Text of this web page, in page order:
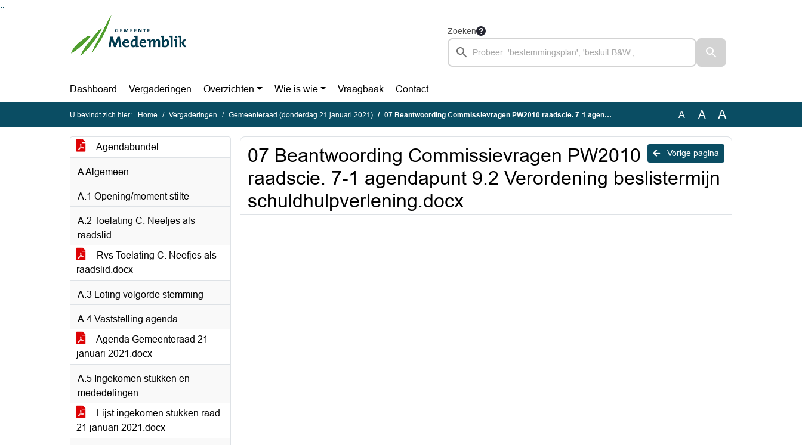
Ga naar de inhoud van deze pagina
Zoeken
Dashboard Vergaderingen Overzichten Wie is wie Vraagbaak Contact
U bevindt zich hier: Home Vergaderingen Gemeenteraad (donderdag 21 januari 2021) 07 Beantwoording Commissievragen PW2010 raadscie. 7-1 agendapunt 9.2 Verordening beslistermijn schuldhulpverlening.docx A A A
Agendabundel
A Algemeen
A.1 Opening/moment stilte
A.2 Toelating C. Neefjes als
raadslid
Rvs Toelating C. Neefjes als
raadslid.docx
A.3 Loting volgorde stemming
A.4 Vaststelling agenda
Agenda Gemeenteraad 21
januari 2021.docx
A.5 Ingekomen stukken en
mededelingen
Lijst ingekomen stukken raad
21 januari 2021.docx
Vorige pagina
07 Beantwoording Commissievragen PW2010
raadscie. 7-1 agendapunt 9.2 Verordening beslistermijn
schuldhulpverlening.docx